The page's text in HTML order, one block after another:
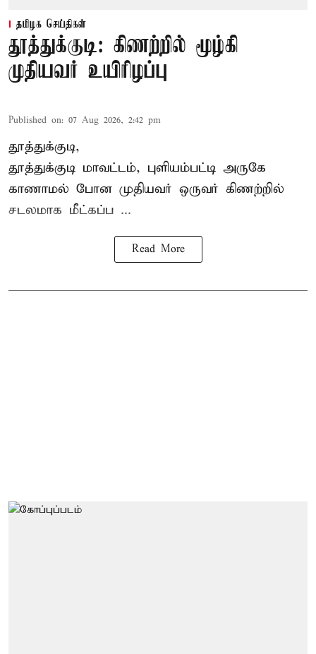
தமிழக செய்திகள்
தூத்துக்குடி: கிணற்றில் மூழ்கி
முதியவர் உயிரிழப்பு
Published on: 07 Aug 2026, 2:42 pm
தூத்துக்குடி,
தூத்துக்குடி மாவட்டம், புளியம்பட்டி அருகே
காணாமல் போன முதியவர் ஒருவர் கிணற்றில்
சடலமாக மீட்கப்ப ...
Read More